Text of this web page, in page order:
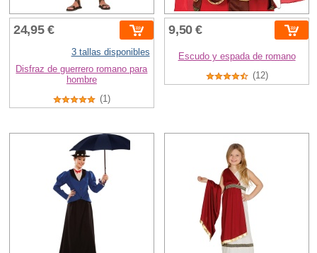
24,95 €
3 tallas disponibles
Disfraz de guerrero romano para
hombre
(1)
9,50 €
Escudo y espada de romano
(12)